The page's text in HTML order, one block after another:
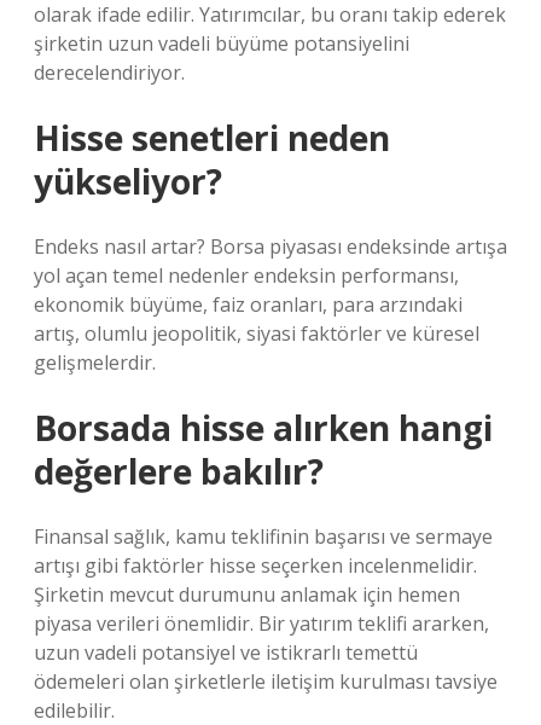
olarak ifade edilir. Yatırımcılar, bu oranı takip ederek
şirketin uzun vadeli büyüme potansiyelini
derecelendiriyor.
Hisse senetleri neden
yükseliyor?
Endeks nasıl artar? Borsa piyasası endeksinde artışa
yol açan temel nedenler endeksin performansı,
ekonomik büyüme, faiz oranları, para arzındaki
artış, olumlu jeopolitik, siyasi faktörler ve küresel
gelişmelerdir.
Borsada hisse alırken hangi
değerlere bakılır?
Finansal sağlık, kamu teklifinin başarısı ve sermaye
artışı gibi faktörler hisse seçerken incelenmelidir.
Şirketin mevcut durumunu anlamak için hemen
piyasa verileri önemlidir. Bir yatırım teklifi ararken,
uzun vadeli potansiyel ve istikrarlı temettü
ödemeleri olan şirketlerle iletişim kurulması tavsiye
edilebilir.